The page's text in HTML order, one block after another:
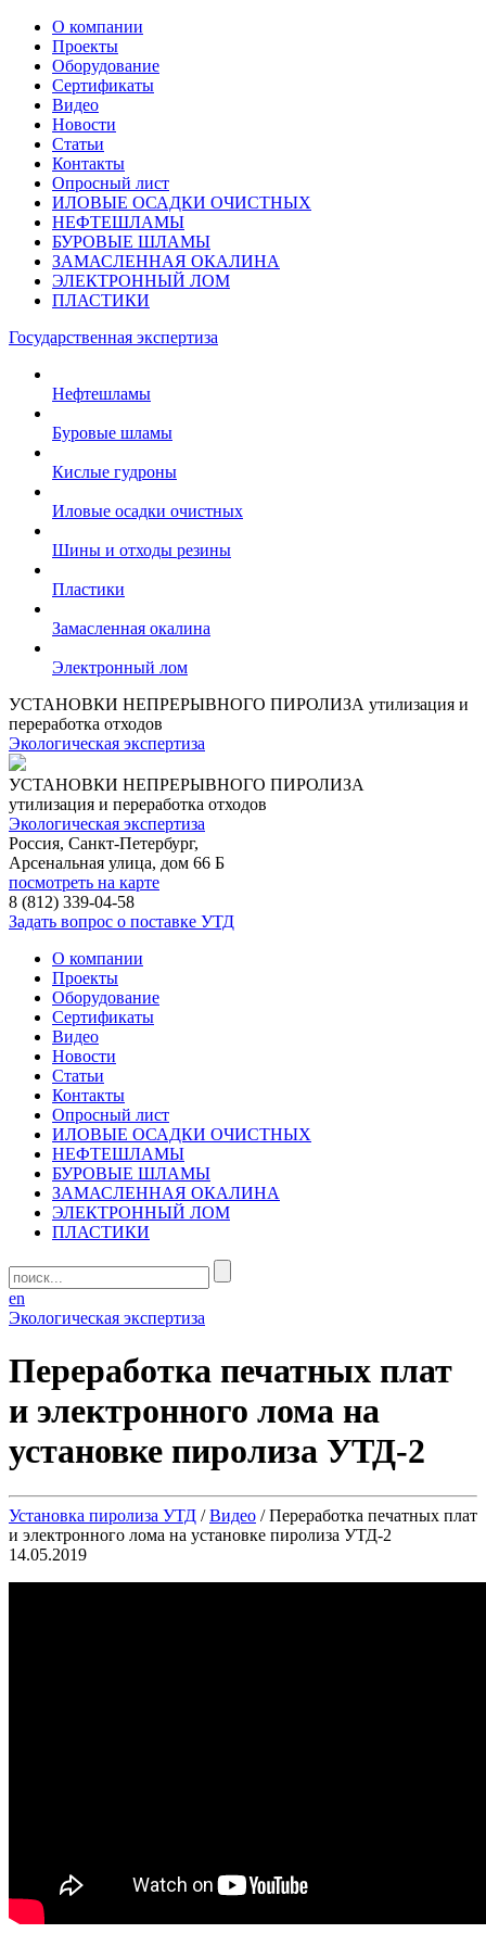
О компании
Проекты
Оборудование
Сертификаты
Видео
Новости
Статьи
Контакты
Опросный лист
ИЛОВЫЕ ОСАДКИ ОЧИСТНЫХ
НЕФТЕШЛАМЫ
БУРОВЫЕ ШЛАМЫ
ЗАМАСЛЕННАЯ ОКАЛИНА
ЭЛЕКТРОННЫЙ ЛОМ
ПЛАСТИКИ
Государственная экспертиза
Нефтешламы
Буровые шламы
Кислые гудроны
Иловые осадки очистных
Шины и отходы резины
Пластики
Замасленная окалина
Электронный лом
УСТАНОВКИ НЕПРЕРЫВНОГО ПИРОЛИЗА утилизация и
переработка отходов
Экологическая экспертиза
УСТАНОВКИ НЕПРЕРЫВНОГО ПИРОЛИЗА
утилизация и переработка отходов
Экологическая экспертиза
Россия, Санкт-Петербург,
Арсенальная улица, дом 66 Б
посмотреть на карте
8 (812) 339-04-58
Задать вопрос о поставке УТД
О компании
Проекты
Оборудование
Сертификаты
Видео
Новости
Статьи
Контакты
Опросный лист
ИЛОВЫЕ ОСАДКИ ОЧИСТНЫХ
НЕФТЕШЛАМЫ
БУРОВЫЕ ШЛАМЫ
ЗАМАСЛЕННАЯ ОКАЛИНА
ЭЛЕКТРОННЫЙ ЛОМ
ПЛАСТИКИ
en
Экологическая экспертиза
Переработка печатных плат
и электронного лома на
установке пиролиза УТД-2
Установка пиролиза УТД /Видео /Переработка печатных плат
и электронного лома на установке пиролиза УТД-2
14.05.2019